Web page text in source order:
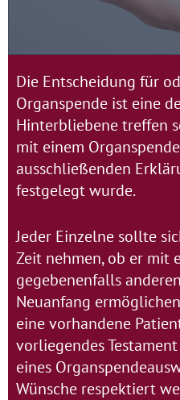
Die Entscheidung für
Organspende ist eine
Hinterbliebene treffen
mit einem
ausschließenden
festgelegt wurde.
Jeder Einzelne sollte
Zeit nehmen, ob er mit
gegebenenfalls
Neuanfang
eine vorhandene
vorliegendes
eines
Wünsche respektiert